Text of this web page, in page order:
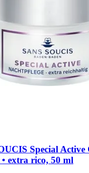
Special Active
extra rico, 50 ml